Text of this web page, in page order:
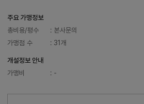
주요 가맹정보
총비용/평수
: 본사문의
가맹점 수
: 31개
개설정보 안내
가맹비
: -